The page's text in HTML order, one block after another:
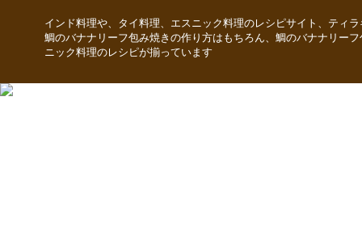
インド料理や、タイ料理、エスニック料理のレシピサイト、ティ
鯛のバナナリーフ包み焼きの作り方はもちろん、鯛のバナナリー
ニック料理のレシピが揃っています